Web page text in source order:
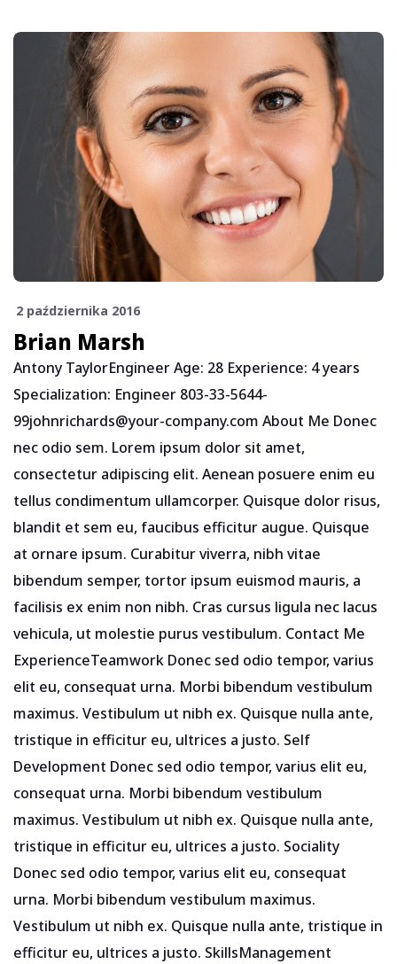
2 października 2016
Brian Marsh
Antony TaylorEngineer Age: 28 Experience: 4 years
Specialization: Engineer 803-33-5644-
99johnrichards@your-company.com About Me Donec
nec odio sem. Lorem ipsum dolor sit amet,
consectetur adipiscing elit. Aenean posuere enim eu
tellus condimentum ullamcorper. Quisque dolor risus,
blandit et sem eu, faucibus efficitur augue. Quisque
at ornare ipsum. Curabitur viverra, nibh vitae
bibendum semper, tortor ipsum euismod mauris, a
facilisis ex enim non nibh. Cras cursus ligula nec lacus
vehicula, ut molestie purus vestibulum. Contact Me
ExperienceTeamwork Donec sed odio tempor, varius
elit eu, consequat urna. Morbi bibendum vestibulum
maximus. Vestibulum ut nibh ex. Quisque nulla ante,
tristique in efficitur eu, ultrices a justo. Self
Development Donec sed odio tempor, varius elit eu,
consequat urna. Morbi bibendum vestibulum
maximus. Vestibulum ut nibh ex. Quisque nulla ante,
tristique in efficitur eu, ultrices a justo. Sociality
Donec sed odio tempor, varius elit eu, consequat
urna. Morbi bibendum vestibulum maximus.
Vestibulum ut nibh ex. Quisque nulla ante, tristique in
efficitur eu, ultrices a justo. SkillsManagement